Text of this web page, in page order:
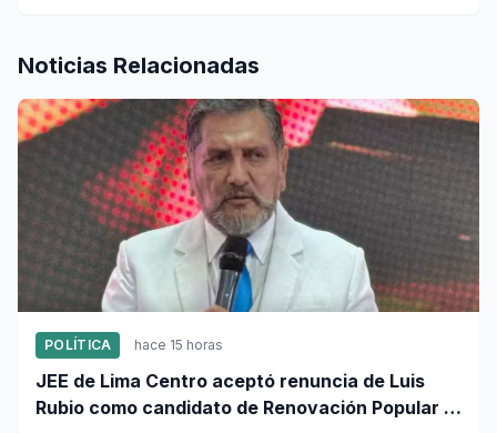
Noticias Relacionadas
POLÍTICA hace 15 horas
JEE de Lima Centro aceptó renuncia de Luis
Rubio como candidato de Renovación Popular a